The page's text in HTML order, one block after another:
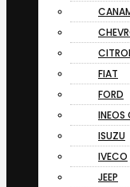
FIAT
FORD
INEOS
ISUZU
IVECO
JEEP